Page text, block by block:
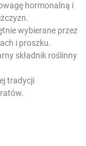
hormonalną i
wybierane przez
i proszku.
składnik roślinny
tradycji